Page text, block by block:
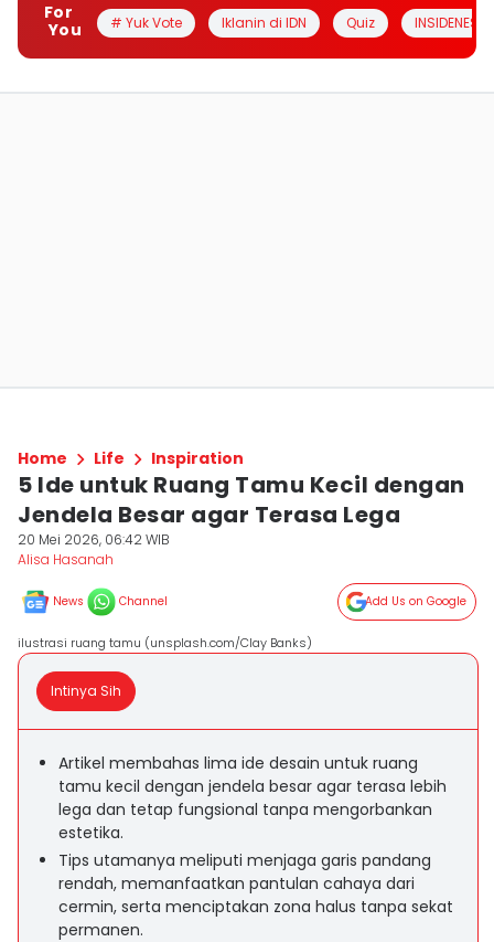
For
You
# Yuk Vote Iklanin di IDN Quiz INSIDENESIA
Home Life Inspiration
5 Ide untuk Ruang Tamu Kecil dengan
Jendela Besar agar Terasa Lega
20 Mei 2026, 06:42 WIB
Alisa Hasanah
News Channel Add Us on Google
ilustrasi ruang tamu (unsplash.com/Clay Banks)
Intinya Sih
Artikel membahas lima ide desain untuk ruang
tamu kecil dengan jendela besar agar terasa lebih
lega dan tetap fungsional tanpa mengorbankan
estetika.
Tips utamanya meliputi menjaga garis pandang
rendah, memanfaatkan pantulan cahaya dari
cermin, serta menciptakan zona halus tanpa sekat
permanen.